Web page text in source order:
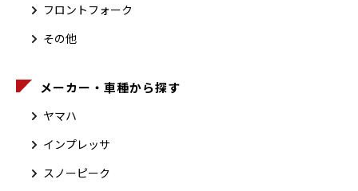
フロントフォーク
その他
メーカー・車種から探す
ヤマハ
インプレッサ
スノーピーク